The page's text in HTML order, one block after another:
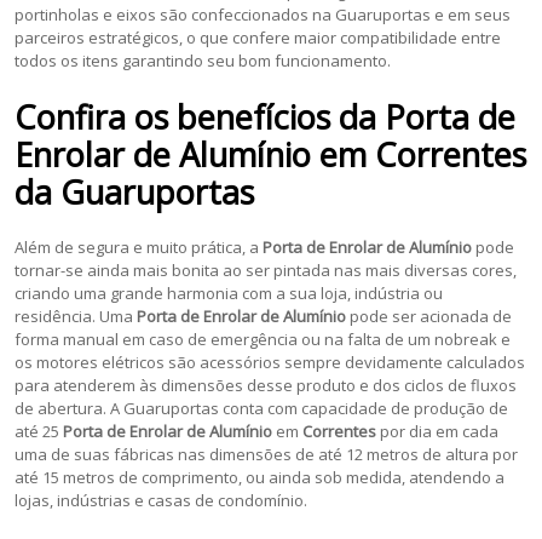
portinholas e eixos são confeccionados na Guaruportas e em seus
parceiros estratégicos, o que confere maior compatibilidade entre
todos os itens garantindo seu bom funcionamento.
Confira os benefícios da Porta de
Enrolar de Alumínio em Correntes
da Guaruportas
Além de segura e muito prática, a Porta de Enrolar de Alumínio pode
tornar-se ainda mais bonita ao ser pintada nas mais diversas cores,
criando uma grande harmonia com a sua loja, indústria ou
residência. Uma Porta de Enrolar de Alumínio pode ser acionada de
forma manual em caso de emergência ou na falta de um nobreak e
os motores elétricos são acessórios sempre devidamente calculados
para atenderem às dimensões desse produto e dos ciclos de fluxos
de abertura. A Guaruportas conta com capacidade de produção de
até 25 Porta de Enrolar de Alumínio em Correntes por dia em cada
uma de suas fábricas nas dimensões de até 12 metros de altura por
até 15 metros de comprimento, ou ainda sob medida, atendendo a
lojas, indústrias e casas de condomínio.